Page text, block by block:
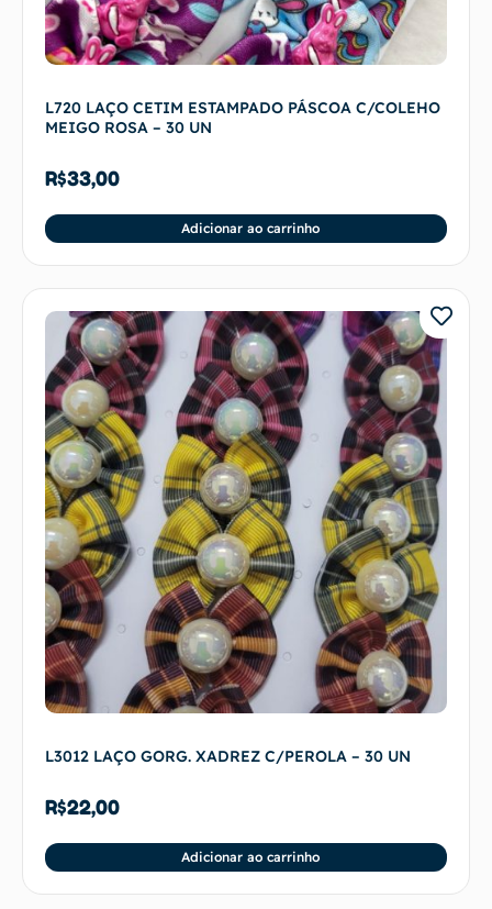
L720 LAÇO CETIM ESTAMPADO PÁSCOA C/COLEHO
MEIGO ROSA – 30 UN
R$33,00
Adicionar ao carrinho
L3012 LAÇO GORG. XADREZ C/PEROLA – 30 UN
R$22,00
Adicionar ao carrinho